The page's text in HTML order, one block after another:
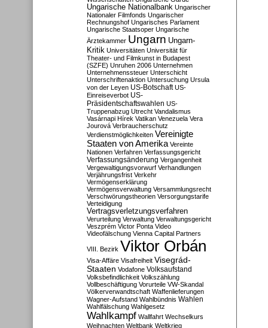
Ungarische Nationalbank Ungarischer
Nationaler Filmfonds Ungarischer
Rechnungshof Ungarisches Parlament
Ungarische Staatsoper Ungarische
Ärztekammer Ungarn Ungarn-
Kritik Universitäten Universität für
Theater- und Filmkunst in Budapest
(SZFE) Unruhen 2006 Unternehmen
Unternehmenssteuer Unterschicht
Unterschriftenaktion Untersuchung Ursula
von der Leyen US-Botschaft US-
Einreiseverbot US-
Präsidentschaftswahlen US-
Truppenabzug Utrecht Vandalismus
Vasárnapi Hírek Vatikan Venezuela Vera
Jourová Verbraucherschutz
Verdienstmöglichkeiten Vereinigte
Staaten von Amerika Vereinte
Nationen Verfahren Verfassungsgericht
Verfassungsänderung Vergangenheit
Vergewaltigungsvorwurf Verhandlungen
Verjährungsfrist Verkehr
Vermögenserklärung
Vermögensverwaltung Versammlungsrecht
Verschwörungstheorien Versorgungstarife
Verteidigung
Vertragsverletzungsverfahren
Verurteilung Verwaltung Verwaltungsgericht
Veszprém Victor Ponta Video
Videofälschung Vienna Capital Partners
VIII. Bezirk Viktor Orbán
Visa-Affäre Visafreiheit Visegrád-
Staaten Vodafone Volksaufstand
Volksbefindlichkeit Volkszählung
Vollbeschäftigung Vorurteile VW-Skandal
Völkerverwandtschaft Waffenlieferungen
Wagner-Aufstand Wahlbündnis Wahlen
Wahlfälschung Wahlgesetz
Wahlkampf Wallfahrt Wechselkurs
Weihnachten Weltbank Weltkrieg